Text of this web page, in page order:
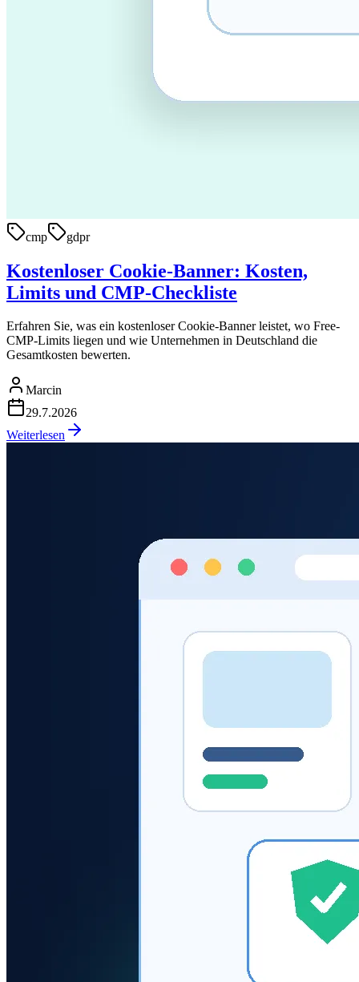
cmp gdpr
Kostenloser Cookie-Banner: Kosten,
Limits und CMP-Checkliste
Erfahren Sie, was ein kostenloser Cookie-Banner leistet, wo Free-
CMP-Limits liegen und wie Unternehmen in Deutschland die
Gesamtkosten bewerten.
Marcin
29.7.2026
Weiterlesen